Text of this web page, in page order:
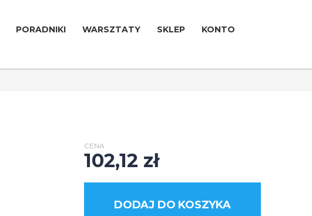
PORADNIKI WARSZTATY SKLEP KONTO
CENA
102,12 zł
DODAJ DO KOSZYKA